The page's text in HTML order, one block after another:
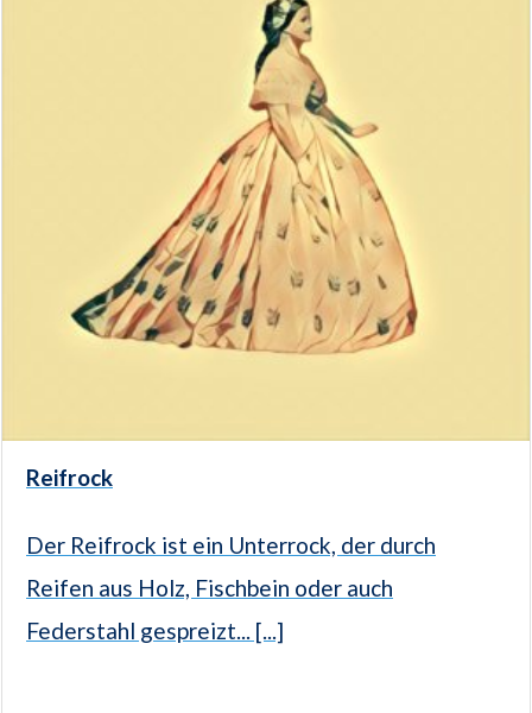
Reifrock
Der Reifrock ist ein Unterrock, der durch
Reifen aus Holz, Fischbein oder auch
Federstahl gespreizt... [...]